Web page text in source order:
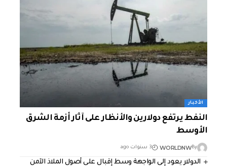
الأخبار
النفط يرتفع دولارين والأنظار على آثار أزمة الشرق
الأوسط
By
WORLDNW 3 سنوات ago
الدولار يعود إلى الواجهة وسط إقبال على أصول الملاذ الآمن